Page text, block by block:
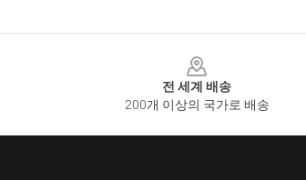
전 세계 배송
200개 이상의 국가로 배송